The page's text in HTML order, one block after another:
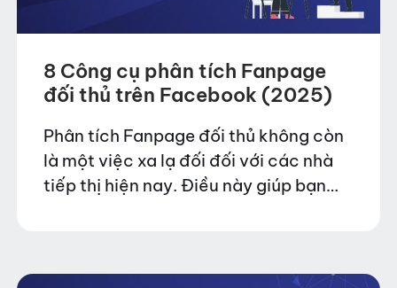
8 Công cụ phân tích Fanpage
đối thủ trên Facebook (2025)
Phân tích Fanpage đối thủ không còn
là một việc xa lạ đối đối với các nhà
tiếp thị hiện nay. Điều này giúp bạn